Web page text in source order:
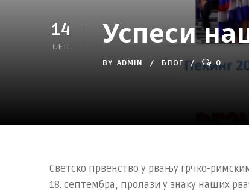
14
СЕП Успеси
BY ADMIN БЛОГ 0
Светско првенство у рвању грчко-
18. септембра, пролази у знаку наших